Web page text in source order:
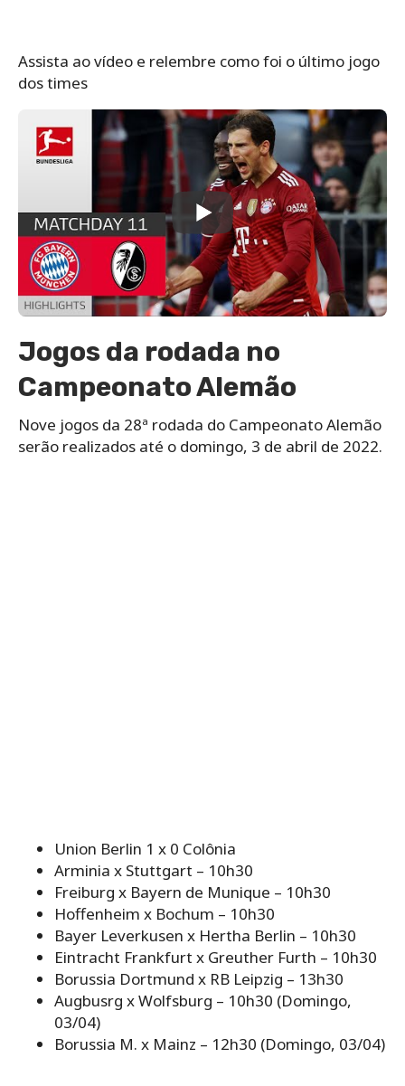
Assista ao vídeo e relembre como foi o último jogo
dos times
Jogos da rodada no
Campeonato Alemão
Nove jogos da 28ª rodada do Campeonato Alemão
serão realizados até o domingo, 3 de abril de 2022.
Union Berlin 1 x 0 Colônia
Arminia x Stuttgart – 10h30
Freiburg x Bayern de Munique – 10h30
Hoffenheim x Bochum – 10h30
Bayer Leverkusen x Hertha Berlin – 10h30
Eintracht Frankfurt x Greuther Furth – 10h30
Borussia Dortmund x RB Leipzig – 13h30
Augbusrg x Wolfsburg – 10h30 (Domingo,
03/04)
Borussia M. x Mainz – 12h30 (Domingo, 03/04)